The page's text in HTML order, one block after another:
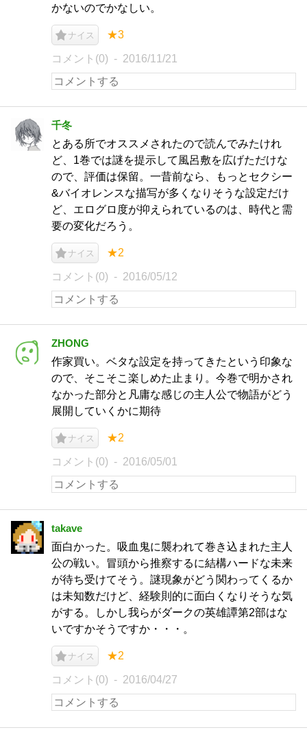
かないのでかなしい。
ナイス ★3
コメント(0) 2016/11/21
千冬
とある所でオススメされたので読んでみたけれ
ど、1巻では謎を提示して風呂敷を広げただけな
ので、評価は保留。一昔前なら、もっとセクシー
&バイオレンスな描写が多くなりそうな設定だけ
ど、エログロ度が抑えられているのは、時代と需
要の変化だろう。
ナイス ★2
コメント(0) 2016/05/12
ZHONG
作家買い。ベタな設定を持ってきたという印象な
ので、そこそこ楽しめた止まり。今巻で明かされ
なかった部分と凡庸な感じの主人公で物語がどう
展開していくかに期待
ナイス ★2
コメント(0) 2016/05/01
takave
面白かった。吸血鬼に襲われて巻き込まれた主人
公の戦い。冒頭から推察するに結構ハードな未来
が待ち受けてそう。謎現象がどう関わってくるか
は未知数だけど、経験則的に面白くなりそうな気
がする。しかし我らがダークの英雄譚第2部はな
いですかそうですか・・・。
ナイス ★2
コメント(0) 2016/04/27